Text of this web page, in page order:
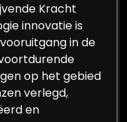
Kracht
innovatie is
in de
op het gebied
verlegd,
en